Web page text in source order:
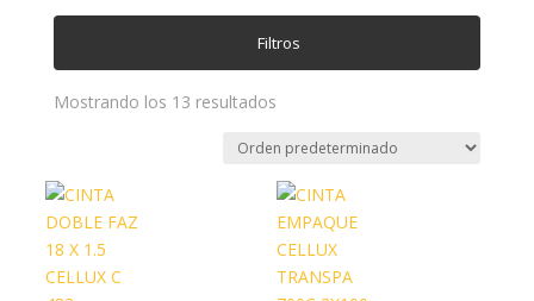
Filtros
Mostrando los 13 resultados